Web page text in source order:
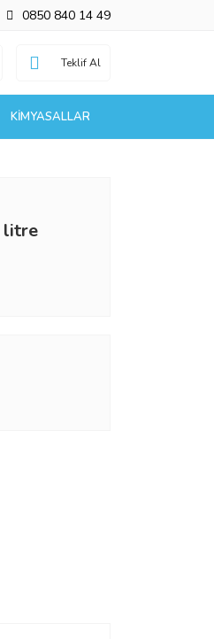
0850 840 14 49
Teklif Al
KIMYASALLAR
litre